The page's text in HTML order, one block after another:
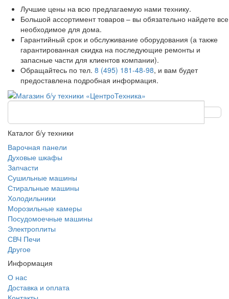
Лучшие цены на всю предлагаемую нами технику.
Большой ассортимент товаров – вы обязательно найдете все
необходимое для дома.
Гарантийный срок и обслуживание оборудования (а также
гарантированная скидка на последующие ремонты и
запасные части для клиентов компании).
Обращайтесь по тел. 8 (495) 181-48-98, и вам будет
предоставлена подробная информация.
Каталог б/у техники
Варочная панели
Духовые шкафы
Запчасти
Сушильные машины
Стиральные машины
Холодильники
Морозильные камеры
Посудомоечные машины
Электроплиты
СВЧ Печи
Другое
Информация
О нас
Доставка и оплата